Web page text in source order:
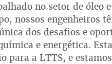
no setor de óleo
nossos engenheiros
dos desafios e
e energética.
para a LTTS, e estamos